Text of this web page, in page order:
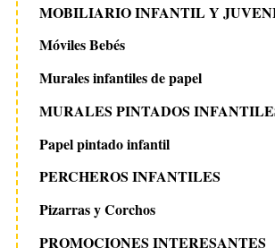
MOBILIARIO INFANTIL Y
Móviles Bebés
Murales infantiles de papel
MURALES PINTADOS
Papel pintado infantil
PERCHEROS INFANTILES
Pizarras y Corchos
PROMOCIONES INTERESANTES